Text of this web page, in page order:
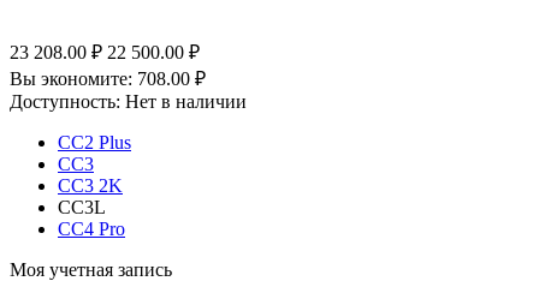
23 208.00 ₽ 22 500.00 ₽
Вы экономите: 708.00 ₽
Доступность: Нет в наличии
CC2 Plus
CC3
CC3 2K
CC3L
CC4 Pro
Моя учетная запись